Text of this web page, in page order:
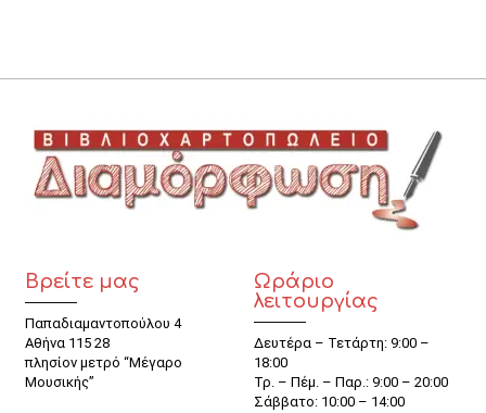
Βρείτε μας
Παπαδιαμαντοπούλου 4
Αθήνα 115 28
πλησίον μετρό “Μέγαρο
Μουσικής”
Ωράριο
λειτουργίας
Δευτέρα – Τετάρτη: 9:00 –
18:00
Τρ. – Πέμ. – Παρ.: 9:00 – 20:00
Σάββατο: 10:00 – 14:00